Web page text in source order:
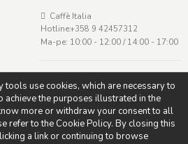
Caffè Italia
Hotline:+358 9 42457312
Ma-pe: 10:00 - 12:00 / 14:00 - 17:00
use cookies, which are necessary to
achieve the purposes illustrated in the
more or withdraw your consent to all
refer to the Cookie Policy. By closing this
a link or continuing to browse